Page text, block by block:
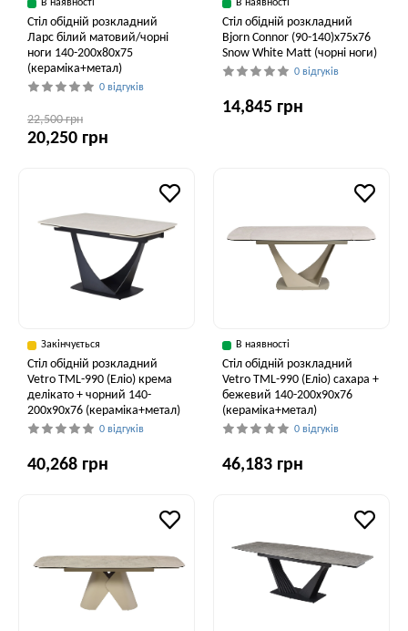
В наявності
Стіл обідній розкладний
Ларс білий матовий/чорні
ноги 140-200x80x75
(кераміка+метал)
0 відгуків
22,500 грн
20,250 грн
В наявності
Стіл обідній розкладний
Bjorn Connor (90-140)х75х76
Snow White Matt (чорні ноги)
0 відгуків
14,845 грн
Закінчується
Стіл обідній розкладний
Vetro TML-990 (Еліо) крема
делікато + чорний 140-
200x90x76 (кераміка+метал)
0 відгуків
40,268 грн
В наявності
Стіл обідній розкладний
Vetro ТМL-990 (Еліо) сахара +
бежевий 140-200x90x76
(кераміка+метал)
0 відгуків
46,183 грн